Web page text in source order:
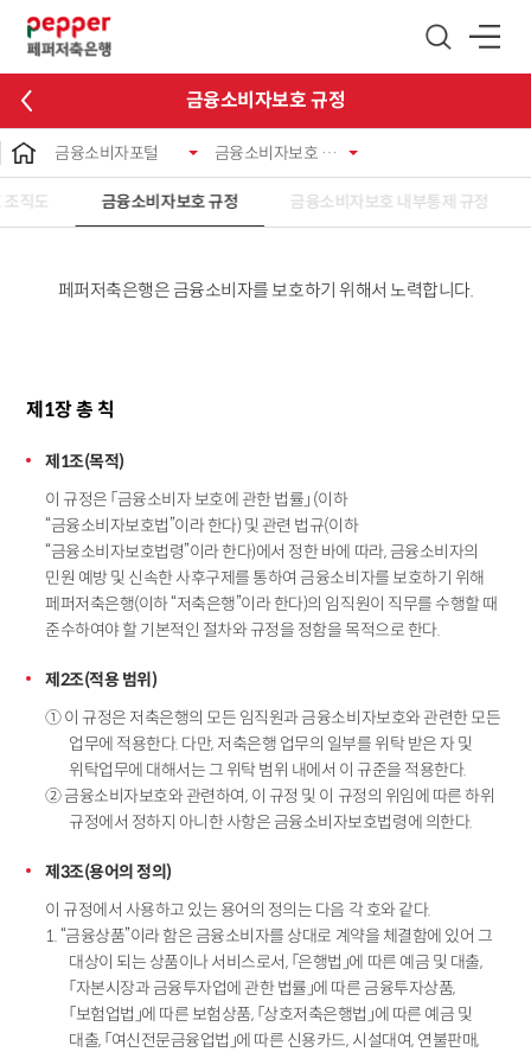
금융소비자보호 규정
금융소비자포털 금융소비자보호 체계
직도 금융소비자보호 규정 금융소비자보호 내부통제 규정
페퍼저축은행은 금융소비자를 보호하기 위해서 노력합니다.
제1장 총 칙
제1조(목적)
이 규정은 「금융소비자 보호에 관한 법률」 (이하
“금융소비자보호법”이라 한다) 및 관련 법규(이하
“금융소비자보호법령”이라 한다)에서 정한 바에 따라, 금융소비자의
민원 예방 및 신속한 사후구제를 통하여 금융소비자를 보호하기 위해
페퍼저축은행(이하 “저축은행”이라 한다)의 임직원이 직무를 수행할 때
준수하여야 할 기본적인 절차와 규정을 정함을 목적으로 한다.
제2조(적용 범위)
① 이 규정은 저축은행의 모든 임직원과 금융소비자보호와 관련한 모든
업무에 적용한다. 다만, 저축은행 업무의 일부를 위탁 받은 자 및
위탁업무에 대해서는 그 위탁 범위 내에서 이 규준을 적용한다.
② 금융소비자보호와 관련하여, 이 규정 및 이 규정의 위임에 따른 하위
규정에서 정하지 아니한 사항은 금융소비자보호법령에 의한다.
제3조(용어의 정의)
이 규정에서 사용하고 있는 용어의 정의는 다음 각 호와 같다.
1. “금융상품”이라 함은 금융소비자를 상대로 계약을 체결함에 있어 그
대상이 되는 상품이나 서비스로서, 「은행법」에 따른 예금 및 대출,
「자본시장과 금융투자업에 관한 법률」에 따른 금융투자상품,
「보험업법」에 따른 보험상품, 「상호저축은행법」에 따른 예금 및
대출, 「여신전문금융업법」에 따른 신용카드, 시설대여, 연불판매,